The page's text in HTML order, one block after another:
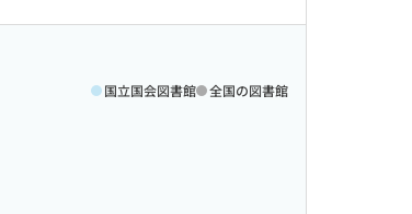
国立国会図書館 全国の図書館